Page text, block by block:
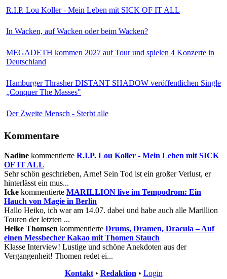
R.I.P. Lou Koller - Mein Leben mit SICK OF IT ALL
In Wacken, auf Wacken oder beim Wacken?
MEGADETH kommen 2027 auf Tour und spielen 4 Konzerte in
Deutschland
Hamburger Thrasher DISTANT SHADOW veröffentlichen Single
„Conquer The Masses"
Der Zweite Mensch - Sterbt alle
Kommentare
Nadine kommentierte R.I.P. Lou Koller - Mein Leben mit SICK
OF IT ALL
Sehr schön geschrieben, Arne! Sein Tod ist ein großer Verlust, er
hinterlässt ein mus...
Icke kommentierte MARILLION live im Tempodrom: Ein
Hauch von Magie in Berlin
Hallo Heiko, ich war am 14.07. dabei und habe auch alle Marillion
Touren der letzten ...
Helke Thomsen kommentierte Drums, Dramen, Dracula – Auf
einen Messbecher Kakao mit Thomen Stauch
Klasse Interview! Lustige und schöne Anekdoten aus der
Vergangenheit! Thomen redet ei...
Kontakt• Redaktion • Login